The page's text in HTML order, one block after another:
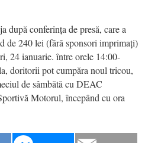
după conferința de presă, care a
de 240 lei (fără sponsori imprimați)
24 ianuarie. între orele 14:00-
doritorii pot cumpăra noul tricou,
de sâmbătă cu DEAC
Motorul, începând cu ora